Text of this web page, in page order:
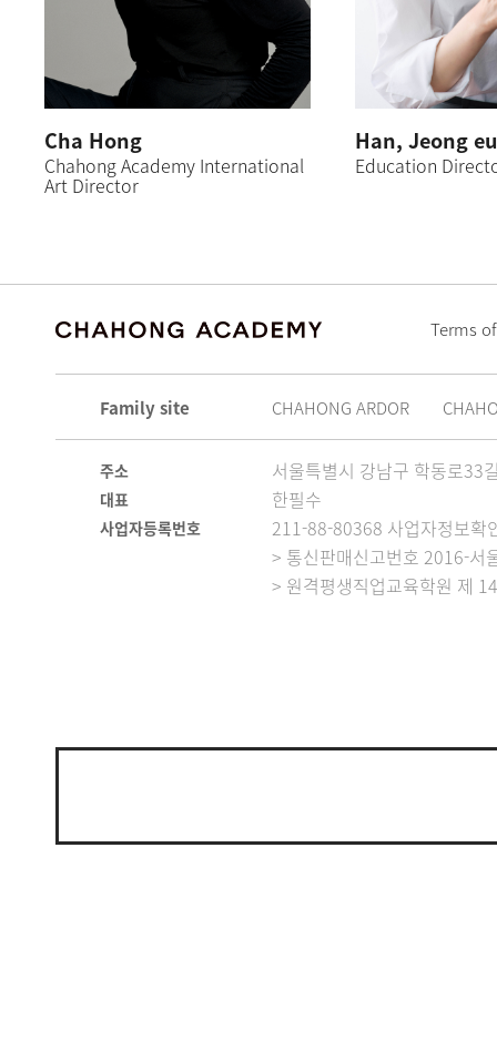
Cha Hong
Chahong Academy International
Art Director
Han, Jeong
Education
Family site CHAHONG ARDOR
Terms
주소 서울특별시 강남구 학동로33
대표 한필수
사업자등록번호
211-88-80368 사업자정보확
> 통신판매신고번호 2016-서
> 원격평생직업교육학원 제